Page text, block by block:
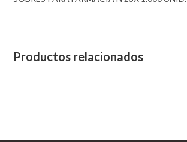
Productos relacionados